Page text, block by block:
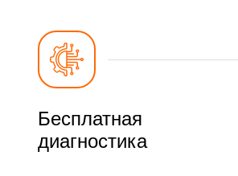
Бесплатная
диагностика